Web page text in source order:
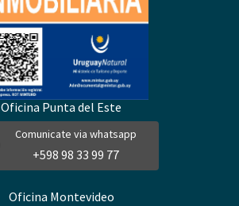
Oficina Punta del Este
Comunicate via whatsapp
+598 98 33 99 77
Oficina Montevideo